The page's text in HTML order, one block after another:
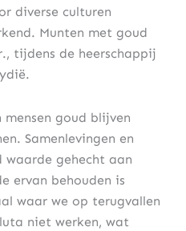
diverse culturen
Munten met goud
tijdens de heerschappij
goud blijven
Samenlevingen en
waarde gehecht aan
ervan behouden is
waar we op terugvallen
niet werken, wat